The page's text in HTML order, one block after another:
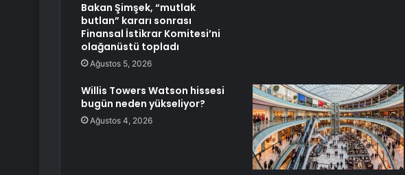
Bakan Şimşek, “mutlak
butlan” kararı sonrası
Finansal İstikrar Komitesi’ni
olağanüstü topladı
Ağustos 5, 2026
Willis Towers Watson hissesi
bugün neden yükseliyor?
Ağustos 4, 2026